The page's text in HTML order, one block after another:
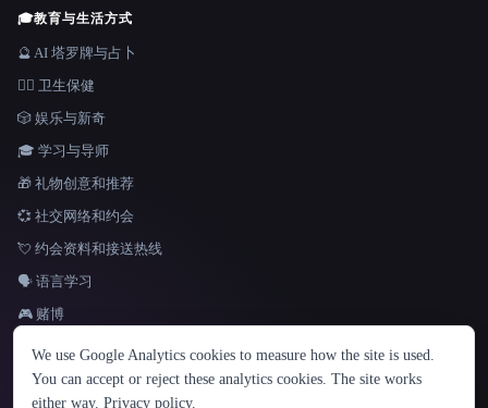
语言
English español Français Русский 简体中文
Hindi
🎓教育与生活方式
🔮 AI 塔罗牌与占卜
👩‍⚕️ 卫生保健
🎲 娱乐与新奇
🎓 学习与导师
🎁 礼物创意和推荐
💞 社交网络和约会
💘 约会资料和接送热线
🗣️ 语言学习
🎮 赌博
We use Google Analytics cookies to measure how the site is used.
You can accept or reject these analytics cookies. The site works
either way. Privacy policy.